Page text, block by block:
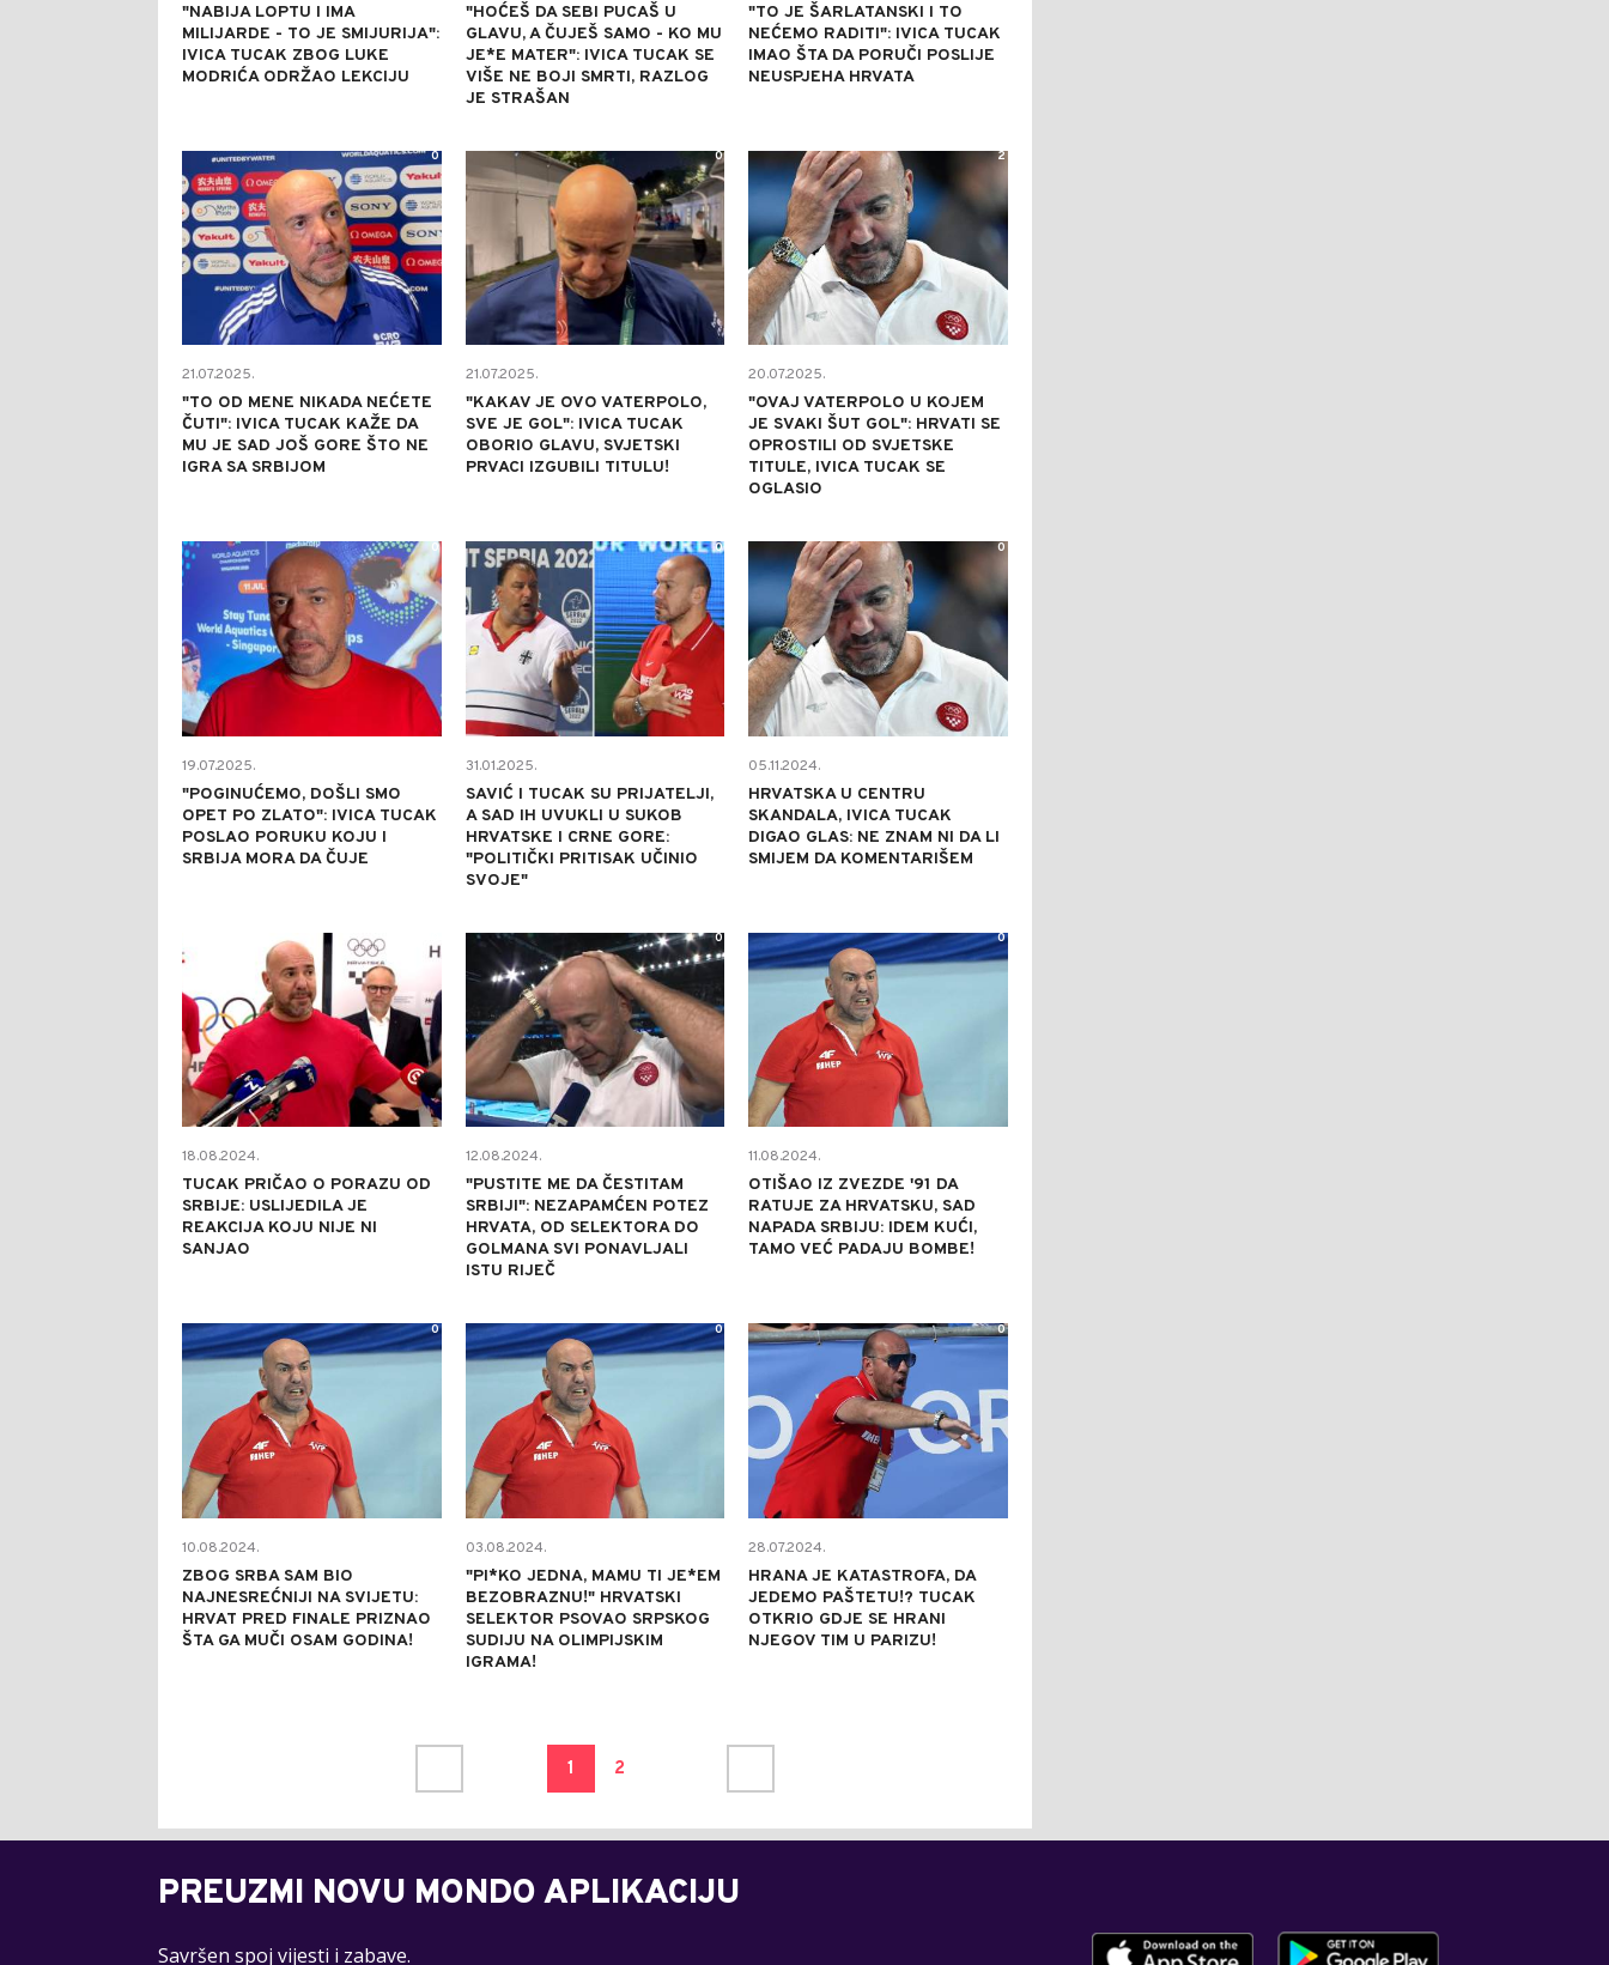
"NABIJA LOPTU I IMA
MILIJARDE - TO JE SMIJURIJA":
IVICA TUCAK ZBOG LUKE
MODRIĆA ODRŽAO LEKCIJU
"HOĆEŠ DA SEBI PUCAŠ U
GLAVU, A ČUJEŠ SAMO - KO MU
JE*E MATER": IVICA TUCAK SE
VIŠE NE BOJI SMRTI, RAZLOG
JE STRAŠAN
"TO JE ŠARLATANSKI I TO
NEĆEMO RADITI": IVICA TUCAK
IMAO ŠTA DA PORUČI POSLIJE
NEUSPJEHA HRVATA
21.07.2025.
"TO OD MENE NIKADA NEĆETE
ČUTI": IVICA TUCAK KAŽE DA
MU JE SAD JOŠ GORE ŠTO NE
IGRA SA SRBIJOM
0
21.07.2025.
"KAKAV JE OVO VATERPOLO,
SVE JE GOL": IVICA TUCAK
OBORIO GLAVU, SVJETSKI
PRVACI IZGUBILI TITULU!
0
20.07.2025.
"OVAJ VATERPOLO U KOJEM
JE SVAKI ŠUT GOL": HRVATI SE
OPROSTILI OD SVJETSKE
TITULE, IVICA TUCAK SE
OGLASIO
2
19.07.2025.
"POGINUĆEMO, DOŠLI SMO
OPET PO ZLATO": IVICA TUCAK
POSLAO PORUKU KOJU I
SRBIJA MORA DA ČUJE
0
31.01.2025.
SAVIĆ I TUCAK SU PRIJATELJI,
A SAD IH UVUKLI U SUKOB
HRVATSKE I CRNE GORE:
"POLITIČKI PRITISAK UČINIO
SVOJE"
0
05.11.2024.
HRVATSKA U CENTRU
SKANDALA, IVICA TUCAK
DIGAO GLAS: NE ZNAM NI DA LI
SMIJEM DA KOMENTARIŠEM
0
18.08.2024.
TUCAK PRIČAO O PORAZU OD
SRBIJE: USLIJEDILA JE
REAKCIJA KOJU NIJE NI
SANJAO
12.08.2024.
"PUSTITE ME DA ČESTITAM
SRBIJI": NEZAPAMĆEN POTEZ
HRVATA, OD SELEKTORA DO
GOLMANA SVI PONAVLJALI
ISTU RIJEČ
0
11.08.2024.
OTIŠAO IZ ZVEZDE '91 DA
RATUJE ZA HRVATSKU, SAD
NAPADA SRBIJU: IDEM KUĆI,
TAMO VEĆ PADAJU BOMBE!
0
10.08.2024.
ZBOG SRBA SAM BIO
NAJNESREĆNIJI NA SVIJETU:
HRVAT PRED FINALE PRIZNAO
ŠTA GA MUČI OSAM GODINA!
0
03.08.2024.
"PI*KO JEDNA, MAMU TI JE*EM
BEZOBRAZNU!" HRVATSKI
SELEKTOR PSOVAO SRPSKOG
SUDIJU NA OLIMPIJSKIM
IGRAMA!
0
28.07.2024.
HRANA JE KATASTROFA, DA
JEDEMO PAŠTETU!? TUCAK
OTKRIO GDJE SE HRANI
NJEGOV TIM U PARIZU!
0
1 2
PREUZMI NOVU MONDO APLIKACIJU
Savršen spoj vijesti i zabave.